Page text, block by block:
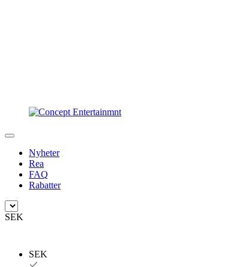
Nyheter
Rea
FAQ
Rabatter
SEK
SEK